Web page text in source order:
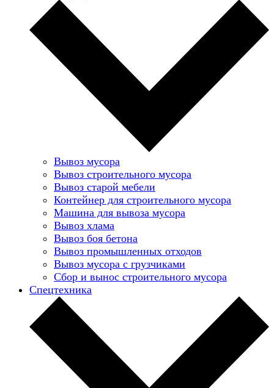
Вывоз мусора
Вывоз строительного мусора
Вывоз старой мебели
Контейнер для строительного мусора
Машина для вывоза мусора
Вывоз хлама
Вывоз боя бетона
Вывоз промышленных отходов
Вывоз мусора с грузчиками
Сбор и вынос строительного мусора
Спецтехника